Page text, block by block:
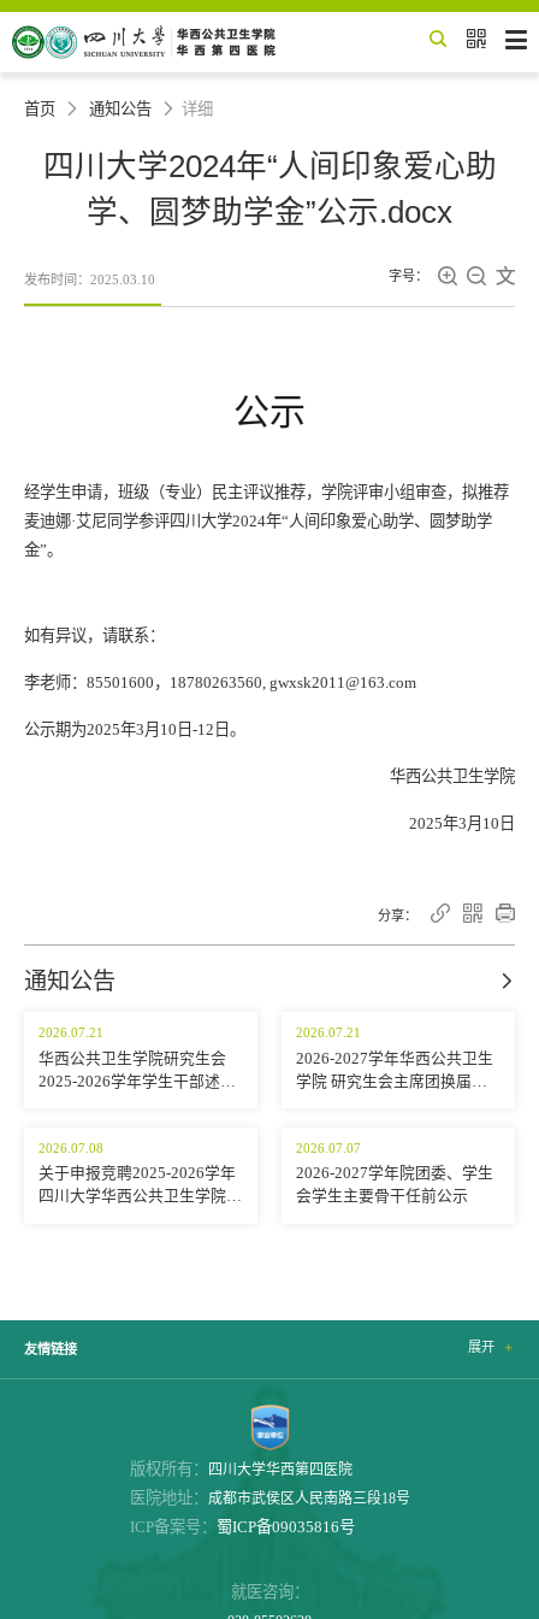
 
首页  通知公告  详细
四川大学2024年“人间印象爱心助
学、圆梦助学金”公示.docx
发布时间：2025.03.10 字号：   
公示
经学生申请，班级（专业）民主评议推荐，学院评审小组审查，拟推荐
麦迪娜·艾尼 同学参评四川大学2024年“人间印象爱心助学、圆梦助学
金”。
如有异议，请联系：
李老师： 85501600 ， 18780263560, gwxsk2011@163.com
公示期为2025年3月 10 日-12 日。
华西公共卫生学院
2025年3月 10 日
分享：   
通知公告 
2026.07.21
华西公共卫生学院研究生会
2025-2026学年学生干部述职
2026.07.21
2026-2027学年华西公共卫生
学院 研究生会主席团换届公
2026.07.08
关于申报竞聘2025-2026学年
四川大学华西公共卫生学院研
2026.07.07
2026-2027学年院团委、学生
会学生主要骨干任前公示
友情链接 展开 
版权所有： 四川大学华西第四医院
医院地址： 成都市武侯区人民南路三段18号
ICP备案号： 蜀ICP备09035816号
就医咨询：